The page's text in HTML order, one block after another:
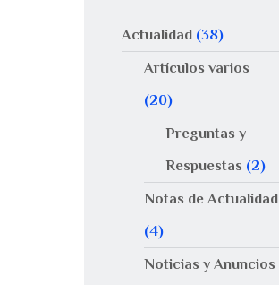
Actualidad (38)
Artículos varios
(20)
Preguntas y
Respuestas (2)
Notas de Actualidad
(4)
Noticias y Anuncios